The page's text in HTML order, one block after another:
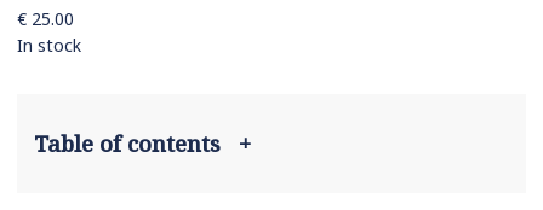
€ 25.00
In stock
Table of contents +